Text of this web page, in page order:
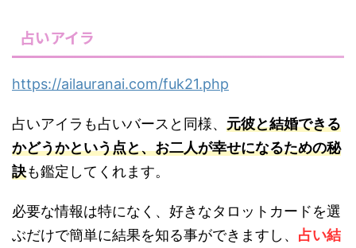
占いアイラ
https://ailauranai.com/fuk21.php
占いアイラも占いバースと同様、 元彼と結婚できる
かどうかという点と、お二人が幸せになるための秘
訣も鑑定してくれます。
必要な情報は特になく、好きなタロットカードを選
ぶだけで簡単に結果を知る事ができますし、 占い結